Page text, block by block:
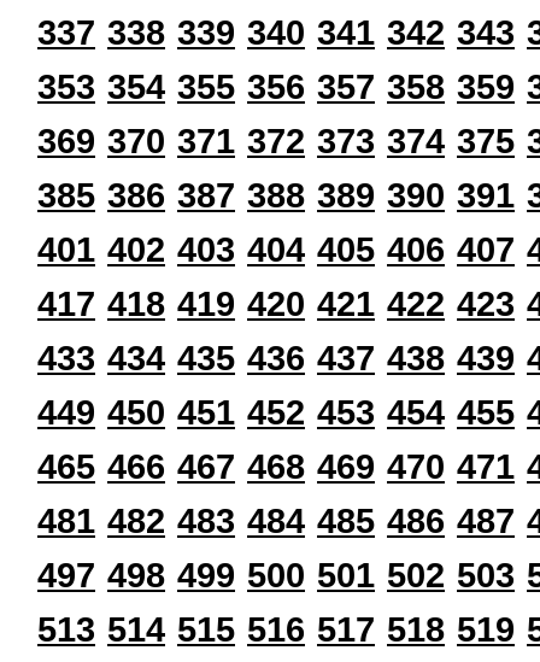
337 338 339 340 341 342 343
353 354 355 356 357 358 359
369 370 371 372 373 374 375
385 386 387 388 389 390 391
401 402 403 404 405 406 407
417 418 419 420 421 422 423
433 434 435 436 437 438 439
449 450 451 452 453 454 455
465 466 467 468 469 470 471
481 482 483 484 485 486 487
497 498 499 500 501 502 503
513 514 515 516 517 518 519